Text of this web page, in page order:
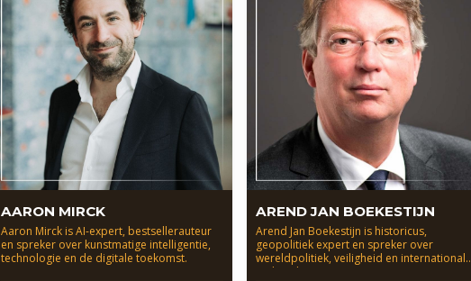
AARON MIRCK
Aaron Mirck is AI-expert, bestsellerauteur
en spreker over kunstmatige intelligentie,
technologie en de digitale toekomst.
AREND JAN BOEKESTIJN
Arend Jan Boekestijn is historicus,
geopolitiek expert en spreker over
wereldpolitiek, veiligheid en internationale
verhoudingen.